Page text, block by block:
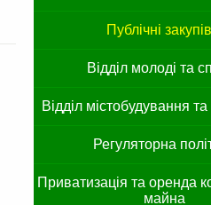
Публічні
Відділ молоді та
Відділ містобудування та
Регуляторна
Приватизація та оренда
майна